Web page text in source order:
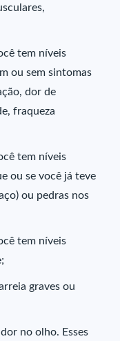
tem níveis
ou sem sintomas
dor de
fraqueza
tem níveis
ou se você já teve
ou pedras nos
tem níveis
graves ou
no olho. Esses